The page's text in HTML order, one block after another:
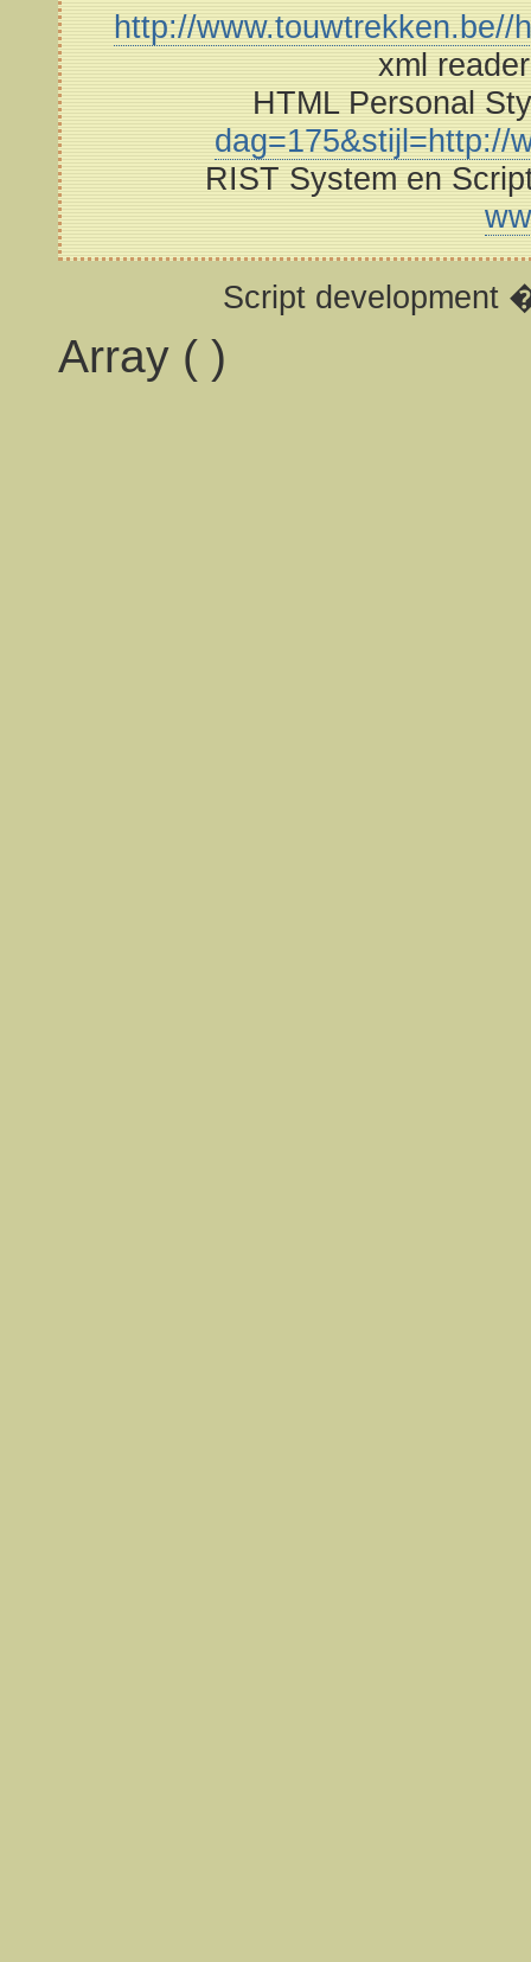
http://www.touwtrekken.be//
xml
HTML Personal
dag=175&stijl=http://
RIST System en
Script development
Array ( )